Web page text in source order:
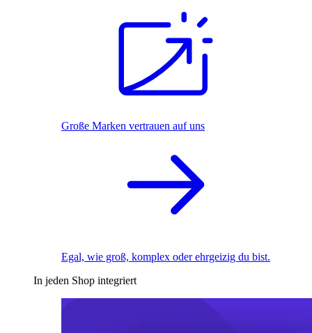
Große Marken vertrauen auf uns
Egal, wie groß, komplex oder ehrgeizig du bist.
In jeden Shop integriert